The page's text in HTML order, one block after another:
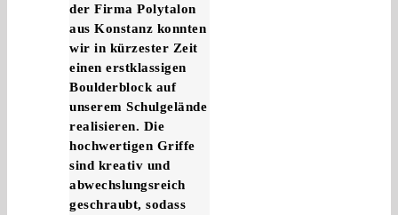
der Firma Polytalon
aus Konstanz konnten
wir in kürzester Zeit
einen erstklassigen
Boulderblock auf
unserem Schulgelände
realisieren. Die
hochwertigen Griffe
sind kreativ und
abwechslungsreich
geschraubt, sodass